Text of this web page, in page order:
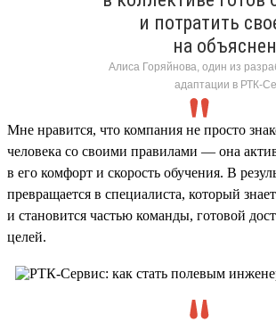
и потратить
на
Алиса Горяйнова, один из
адаптации в РТК-
Мне нравится, что компания не просто
человека со своими правилами — она
в его комфорт и скорость обучения. В
превращается в специалиста, который
и становится частью команды, готовой
целей.